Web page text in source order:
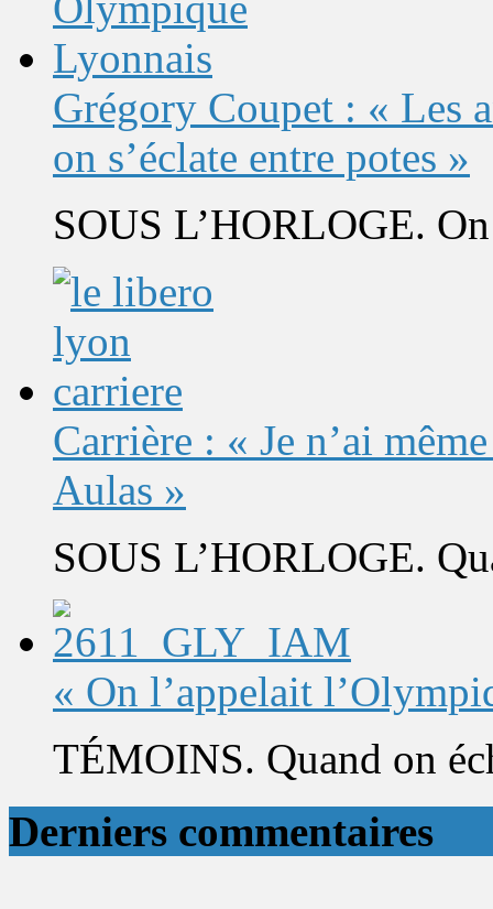
Grégory Coupet : « Les
on s’éclate entre potes »
SOUS L’HORLOGE.
Carrière : « Je n’ai
Aulas »
SOUS L’HORLOGE.
« On l’appelait
TÉMOINS. Quand on
Derniers commentaires